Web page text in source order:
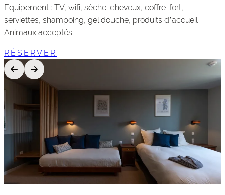
Equipement : TV, wifi, sèche-cheveux, coffre-fort,
serviettes, shampoing, gel douche, produits d’accueil
Animaux acceptés
RÉSERVER